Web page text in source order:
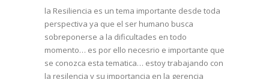
la Resiliencia es un tema importante desde toda
perspectiva ya que el ser humano busca
sobreponerse a la dificultades en todo
momento… es por ello necesrio e importante que
se conozca esta tematica… estoy trabajando con
la resilencia y su importancia en la gerencia